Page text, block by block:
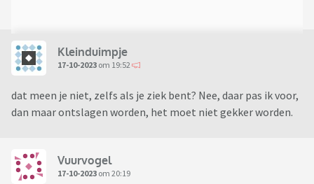
Kleinduimpje
17-10-2023 om 19:52
dat meen je niet, zelfs als je ziek bent? Nee, daar pas ik voor,
dan maar ontslagen worden, het moet niet gekker worden.
Vuurvogel
17-10-2023 om 20:19